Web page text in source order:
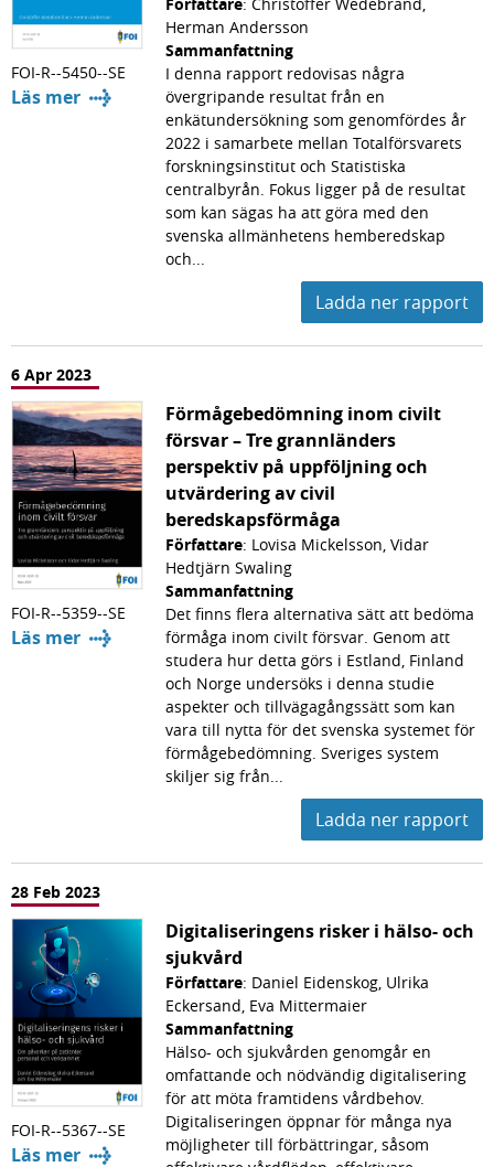
FOI-R--5450--SE
Läs mer
Herman Andersson
Sammanfattning
I denna rapport redovisas några
övergripande resultat från en
enkätundersökning som genomfördes år
2022 i samarbete mellan Totalförsvarets
forskningsinstitut och Statistiska
centralbyrån. Fokus ligger på de resultat
som kan sägas ha att göra med den
svenska allmänhetens hemberedskap
och...
Ladda ner rapport
6 Apr 2023
FOI-R--5359--SE
Läs mer
Förmågebedömning inom civilt
försvar – Tre grannländers
perspektiv på uppföljning och
utvärdering av civil
beredskapsförmåga
Författare: Lovisa Mickelsson, Vidar
Hedtjärn Swaling
Sammanfattning
Det finns flera alternativa sätt att bedöma
förmåga inom civilt försvar. Genom att
studera hur detta görs i Estland, Finland
och Norge undersöks i denna studie
aspekter och tillvägagångssätt som kan
vara till nytta för det svenska systemet för
förmågebedömning. Sveriges system
skiljer sig från...
Ladda ner rapport
28 Feb 2023
FOI-R--5367--SE
Läs mer
Digitaliseringens risker i hälso- och
sjukvård
Författare: Daniel Eidenskog, Ulrika
Eckersand, Eva Mittermaier
Sammanfattning
Hälso- och sjukvården genomgår en
omfattande och nödvändig digitalisering
för att möta framtidens vårdbehov.
Digitaliseringen öppnar för många nya
möjligheter till förbättringar, såsom